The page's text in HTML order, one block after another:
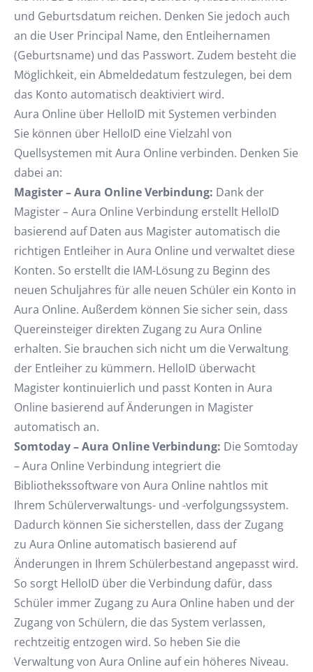
und Geburtsdatum reichen. Denken Sie jedoch auch
an die User Principal Name, den Entleihernamen
(Geburtsname) und das Passwort. Zudem besteht die
Möglichkeit, ein Abmeldedatum festzulegen, bei dem
das Konto automatisch deaktiviert wird.
Aura Online über HelloID mit Systemen verbinden
Sie können über HelloID eine Vielzahl von
Quellsystemen mit Aura Online verbinden. Denken Sie
dabei an:
Magister – Aura Online Verbindung: Dank der
Magister – Aura Online Verbindung erstellt HelloID
basierend auf Daten aus Magister automatisch die
richtigen Entleiher in Aura Online und verwaltet diese
Konten. So erstellt die IAM-Lösung zu Beginn des
neuen Schuljahres für alle neuen Schüler ein Konto in
Aura Online. Außerdem können Sie sicher sein, dass
Quereinsteiger direkten Zugang zu Aura Online
erhalten. Sie brauchen sich nicht um die Verwaltung
der Entleiher zu kümmern. HelloID überwacht
Magister kontinuierlich und passt Konten in Aura
Online basierend auf Änderungen in Magister
automatisch an.
Somtoday – Aura Online Verbindung: Die Somtoday
– Aura Online Verbindung integriert die
Bibliothekssoftware von Aura Online nahtlos mit
Ihrem Schülerverwaltungs- und -verfolgungssystem.
Dadurch können Sie sicherstellen, dass der Zugang
zu Aura Online automatisch basierend auf
Änderungen in Ihrem Schülerbestand angepasst wird.
So sorgt HelloID über die Verbindung dafür, dass
Schüler immer Zugang zu Aura Online haben und der
Zugang von Schülern, die das System verlassen,
rechtzeitig entzogen wird. So heben Sie die
Verwaltung von Aura Online auf ein höheres Niveau.